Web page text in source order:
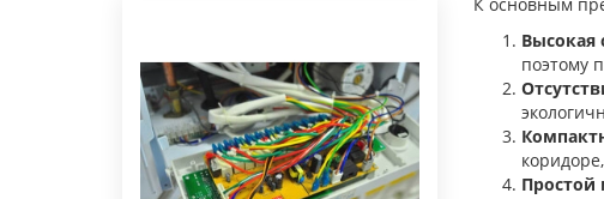
Высокая
поэтому
Простой